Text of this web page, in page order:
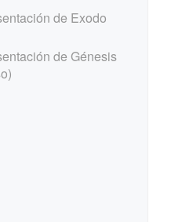
de Exodo
de Génesis